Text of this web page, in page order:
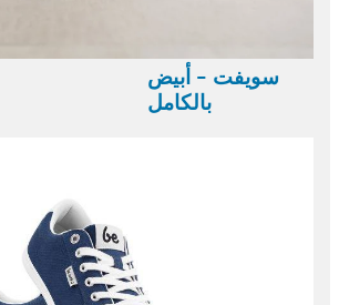
سويفت - أبيض
بالكامل